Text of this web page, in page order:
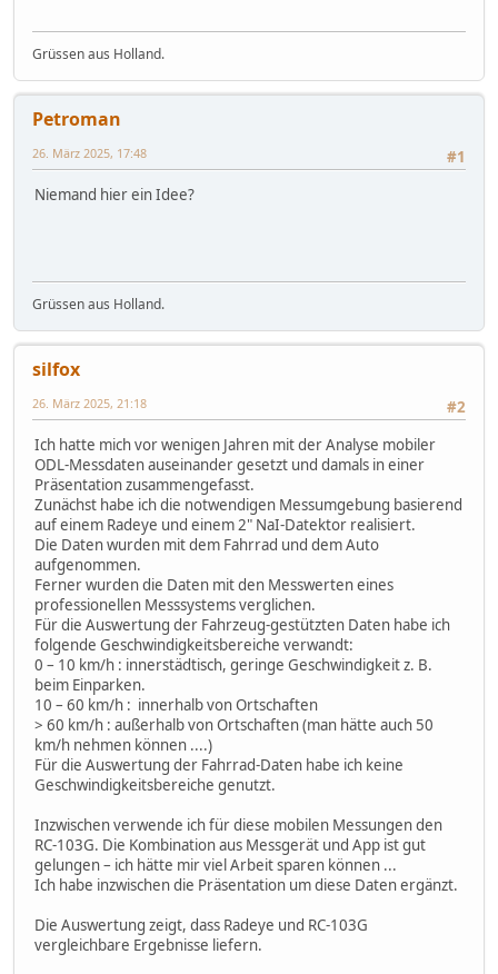
Grüssen aus Holland.
Petroman
#1
26. März 2025, 17:48
Niemand hier ein Idee?
Grüssen aus Holland.
silfox
#2
26. März 2025, 21:18
Ich hatte mich vor wenigen Jahren mit der Analyse mobiler
ODL-Messdaten auseinander gesetzt und damals in einer
Präsentation zusammengefasst.
Zunächst habe ich die notwendigen Messumgebung basierend
auf einem Radeye und einem 2" NaI-Datektor realisiert.
Die Daten wurden mit dem Fahrrad und dem Auto
aufgenommen.
Ferner wurden die Daten mit den Messwerten eines
professionellen Messsystems verglichen.
Für die Auswertung der Fahrzeug-gestützten Daten habe ich
folgende Geschwindigkeitsbereiche verwandt:
0 – 10 km/h : innerstädtisch, geringe Geschwindigkeit z. B.
beim Einparken.
10 – 60 km/h : innerhalb von Ortschaften
> 60 km/h : außerhalb von Ortschaften (man hätte auch 50
km/h nehmen können ....)
Für die Auswertung der Fahrrad-Daten habe ich keine
Geschwindigkeitsbereiche genutzt.
Inzwischen verwende ich für diese mobilen Messungen den
RC-103G. Die Kombination aus Messgerät und App ist gut
gelungen – ich hätte mir viel Arbeit sparen können ...
Ich habe inzwischen die Präsentation um diese Daten ergänzt.
Die Auswertung zeigt, dass Radeye und RC-103G
vergleichbare Ergebnisse liefern.